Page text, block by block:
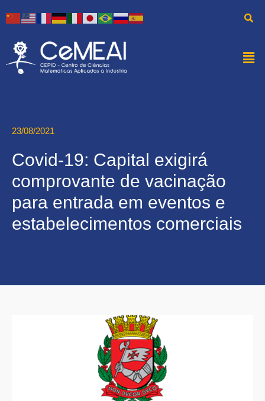
23/08/2021
Covid-19: Capital exigirá
comprovante de vacinação
para entrada em eventos e
estabelecimentos comerciais